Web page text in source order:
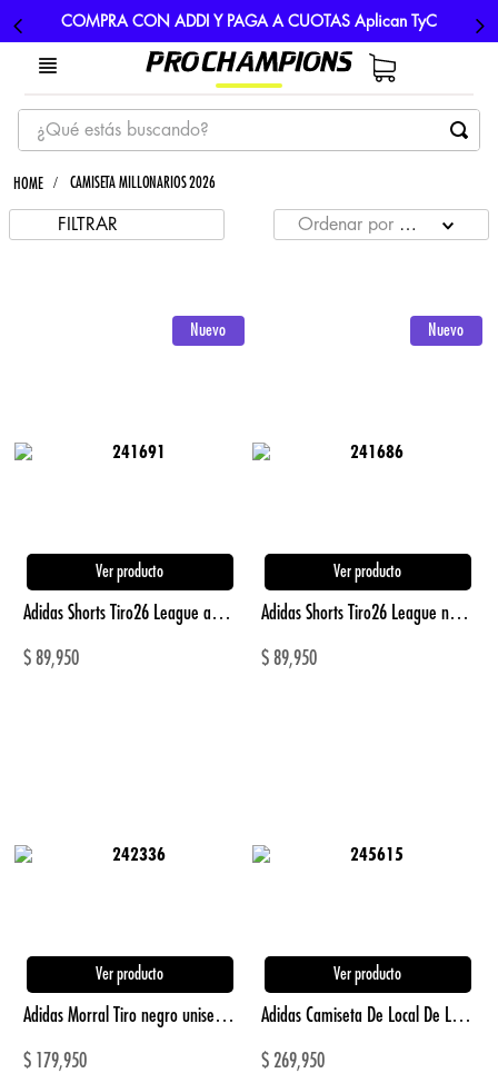
COMPRA CON ADDI Y PAGA A CUOTAS Aplican TyC
¿Qué estás buscando?
TÉRMINOS MÁS BUSCADOS
1. tenis
CAMISETA MILLONARIOS 2026
FILTRAR Ordenar por MÁS
Ver producto
Adidas Shorts Tiro26 League azul de niño para futbol
$89,950
Ver producto
Adidas Shorts Tiro26 League negro de niño para futbol
$89,950
Ver producto
Adidas Morral Tiro negro unisex para futbol
$ 179,950
Ver producto
Adidas Camiseta De Local De Los Millonarios 26 azul de niño para futbol
$ 269,950